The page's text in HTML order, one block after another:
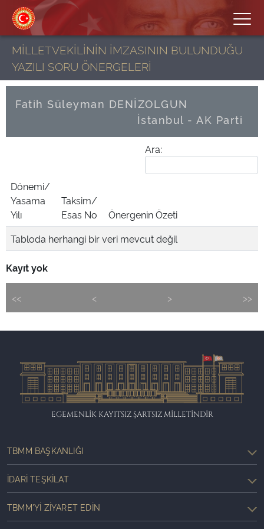
MİLLETVEKİLİNİN İMZASININ BULUNDUĞU
YAZILI SORU ÖNERGELERİ
Fatih Süleyman DENİZOLGUN
İstanbul - AK Parti
Ara:
Dönemi/
Yasama
Yılı
Taksim/
Esas No
Önergenin Özeti
Tabloda herhangi bir veri mevcut değil
Kayıt yok
<< < > >>
EGEMENLİK KAYITSIZ ŞARTSIZ MİLLETİNDİR
TBMM BAŞKANLIĞI
İDARI TEŞKILAT
TBMM'YI ZIYARET EDIN